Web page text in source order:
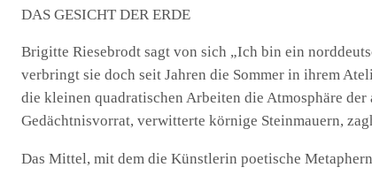
DAS GESICHT DER ERDE
Brigitte Riesebrodt sagt von sich „Ich bin ein
verbringt sie doch seit Jahren die Sommer in ihrem
die kleinen quadratischen Arbeiten die Atmosphäre
Gedächtnisvorrat, verwitterte körnige Steinmauern,
Das Mittel, mit dem die Künstlerin poetische